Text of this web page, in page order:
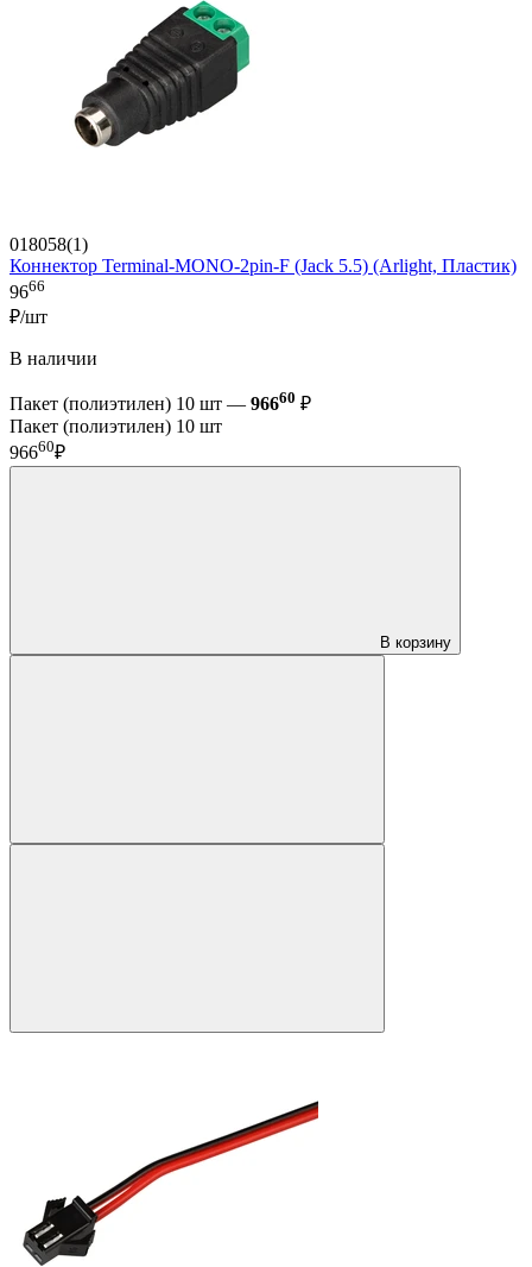
018058(1)
Коннектор Terminal-MONO-2pin-F (Jack 5.5) (Arlight, Пластик)
9666
₽/шт
В наличии
Пакет (полиэтилен) 10 шт — 96660 ₽
Пакет (полиэтилен) 10 шт
96660₽
В корзину